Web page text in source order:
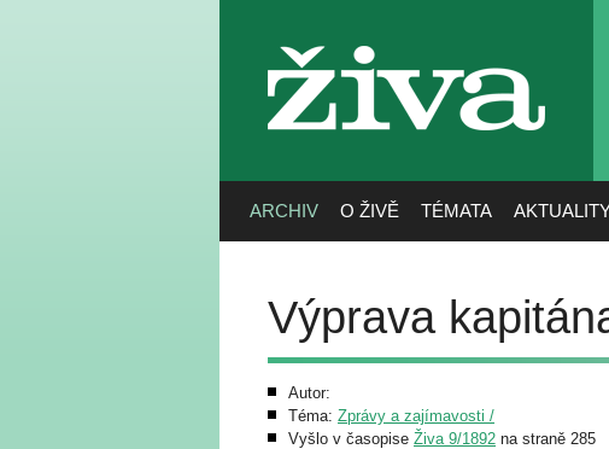
živa
ARCHIV O ŽIVĚ TÉMATA
Výprava
Autor:
Téma: Zprávy a zajímavosti /
Vyšlo v časopise Živa 9/1892 na straně 285